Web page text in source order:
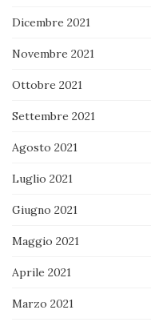
Dicembre 2021
Novembre 2021
Ottobre 2021
Settembre 2021
Agosto 2021
Luglio 2021
Giugno 2021
Maggio 2021
Aprile 2021
Marzo 2021